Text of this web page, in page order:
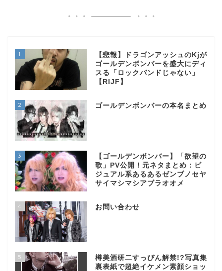
1
【悲報】ドラゴンアッシュのKjが
ゴールデンボンバーを盛大にディ
スる「ロックバンドじゃない」
【RIJF】
2 ゴールデンボンバーの本名まとめ
3
【ゴールデンボンバー】「欲望の
歌」PV公開！元ネタまとめ：ビ
ジュアル系あるあるゼンブノセヤ
サイマシマシアブラオオメ
4 お問い合わせ
5
樽美酒研二すっぴん解禁!?写真集
裏表紙で超絶イケメン素顔ショッ